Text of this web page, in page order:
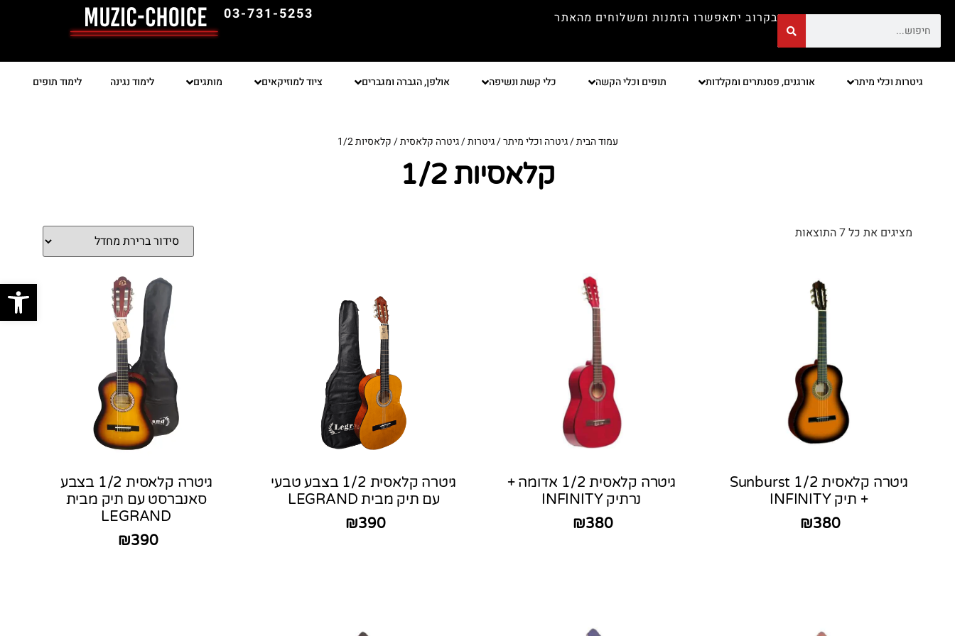
בקרוב יתאפשרו הזמנות ומשלוחים מהאתר 03-731-5253
גיטרות וכלי מיתר אורגנים, פסנתרים ומקלדות תופים וכלי הקשה כלי קשת ונשיפה אולפן, הגברה ומגברים ציוד למוזיקאים מותגים לימוד נגינה לימוד תופים
עמוד הבית/גיטרה וכלי מיתר/גיטרות/גיטרה קלאסית/ קלאסיות 1/2
קלאסיות 1/2
מציגים את כל ⁦7⁩ התוצאות
גיטרה קלאסית 1/2 Sunburst
+ תיק INFINITY
₪380
גיטרה קלאסית 1/2 אדומה +
נרתיק INFINITY
₪380
גיטרה קלאסית 1/2 בצבע טבעי
עם תיק מבית LEGRAND
₪390
גיטרה קלאסית 1/2 בצבע
סאנברסט עם תיק מבית
LEGRAND
₪390
פתח